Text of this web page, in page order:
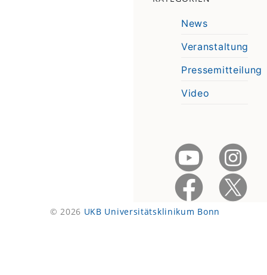
News
Veranstaltung
Pressemitteilung
Video
© 2026 UKB Universitätsklinikum Bonn